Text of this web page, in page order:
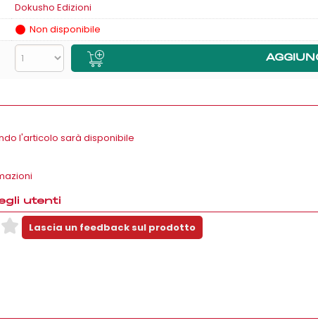
Dokusho Edizioni
Non disponibile
l'articolo sarà disponibile
utenti